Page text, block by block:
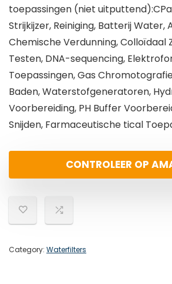
toepassingen (niet
Strijkijzer, Reiniging, Batterij Water,
Chemische Verdunning, Colloïdaal
Testen, DNA-sequencing,
Toepassingen, Gas
Baden, Waterstofgeneratoren,
Voorbereiding, PH Buffer
Snijden, Farmaceutische tical
CONTROLEER OP
Category: Waterfilters